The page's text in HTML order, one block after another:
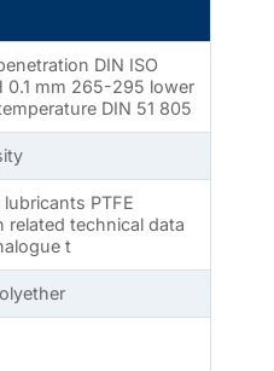
DIN ISO
0.1 mm 265-295 lower
DIN 51 805
lubricants PTFE
related technical data
t